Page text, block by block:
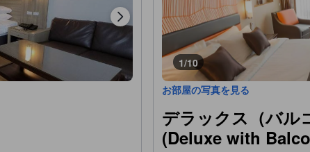
1/10
お部屋の写真を見る
デラックス（バル
(Deluxe with